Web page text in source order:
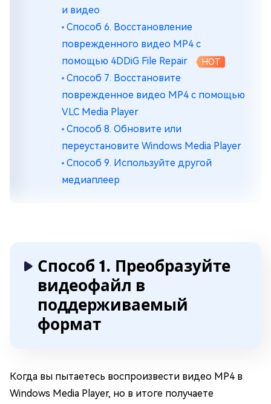
и видео
Способ 6. Восстановление
поврежденного видео MP4 с
помощью 4DDiG File Repair
HOT
Способ 7. Восстановите
поврежденное видео MP4 с помощью
VLC Media Player
Способ 8. Обновите или
переустановите Windows Media Player
Способ 9. Используйте другой
медиаплеер
Способ 1. Преобразуйте
видеофайл в
поддерживаемый
формат
Когда вы пытаетесь воспроизвести видео MP4 в
Windows Media Player, но в итоге получаете